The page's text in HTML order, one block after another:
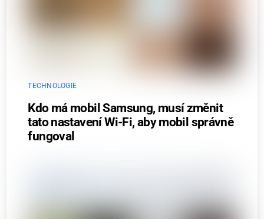
TECHNOLOGIE
Kdo má mobil Samsung, musí změnit
tato nastavení Wi-Fi, aby mobil správně
fungoval